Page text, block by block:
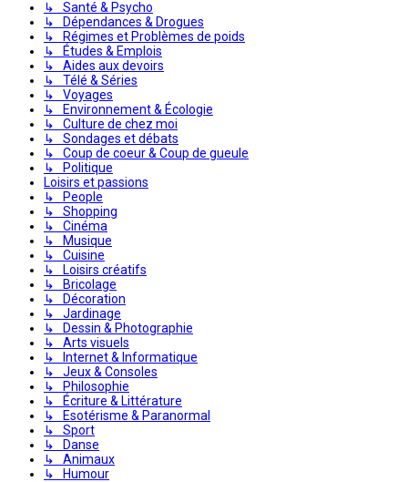
↳ Santé & Psycho
↳ Dépendances & Drogues
↳ Régimes et Problèmes de poids
↳ Études & Emplois
↳ Aides aux devoirs
↳ Télé & Séries
↳ Voyages
↳ Environnement & Écologie
↳ Culture de chez moi
↳ Sondages et débats
↳ Coup de coeur & Coup de gueule
↳ Politique
Loisirs et passions
↳ People
↳ Shopping
↳ Cinéma
↳ Musique
↳ Cuisine
↳ Loisirs créatifs
↳ Bricolage
↳ Décoration
↳ Jardinage
↳ Dessin & Photographie
↳ Arts visuels
↳ Internet & Informatique
↳ Jeux & Consoles
↳ Philosophie
↳ Écriture & Littérature
↳ Esotérisme & Paranormal
↳ Sport
↳ Danse
↳ Animaux
↳ Humour